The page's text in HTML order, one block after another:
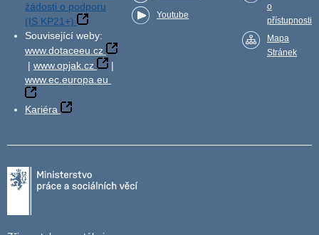
žádosti o podporu
(IS KP21+)
Související weby:
www.dotaceeu.cz
| www.opjak.cz
|
www.ec.europa.eu
Kariéra
Youtube
o
přístupnosti
Mapa
Stránek